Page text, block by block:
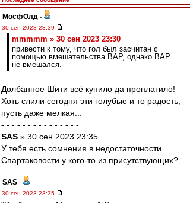
МосфОлд -
30 сен 2023 23:39
mmmmm » 30 сен 2023 23:30
привести к тому, что гол был засчитан с
помощью вмешательства ВАР, однако ВАР
не вмешался.
Долбанное Шити всё купило да проплатило!
Хоть слили сегодня эти голубые и то радость,
пусть даже мелкая...
- - - - - - - - - - - - - - -
SAS » 30 сен 2023 23:35
У тебя есть сомнения в недостаточности
Спартаковости у кого-то из присутствующих?
SAS -
30 сен 2023 23:35